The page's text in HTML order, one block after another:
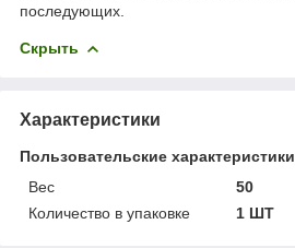
последующих.
Скрыть
Характеристики
Пользовательские характеристики
Вес
50
Количество в упаковке
1 ШТ